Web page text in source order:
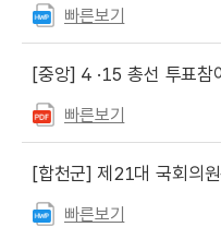
빠른보기
[중앙] 4 ·15 총선 투표참
빠른보기
[합천군] 제21대 국회의원선
빠른보기